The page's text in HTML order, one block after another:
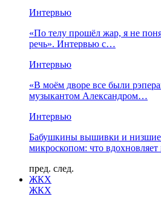
Интервью
«По телу прошёл жар, я не
речь». Интервью с…
Интервью
«В моём дворе все были
музыкантом Александром…
Интервью
Бабушкины вышивки и низшие
микроскопом: что
пред. след.
ЖКХ
ЖКХ